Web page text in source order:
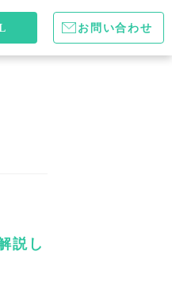
お問い合わせ
説し